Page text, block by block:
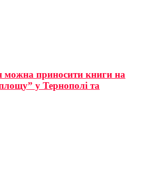
можна приносити книги на
у Тернополі та